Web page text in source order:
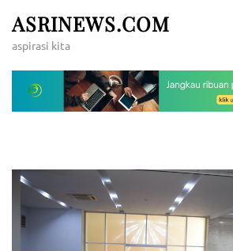
ke
konten
Enter)
ASRINEWS.COM
aspirasi kita